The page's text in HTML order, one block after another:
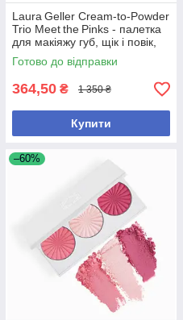
Laura Geller Cream‑to‑Powder
Trio Meet the Pinks - палетка
для макіяжу губ, щік і повік,
6 г
Готово до відправки
364,50 ₴ 1 350 ₴
Купити
–60%